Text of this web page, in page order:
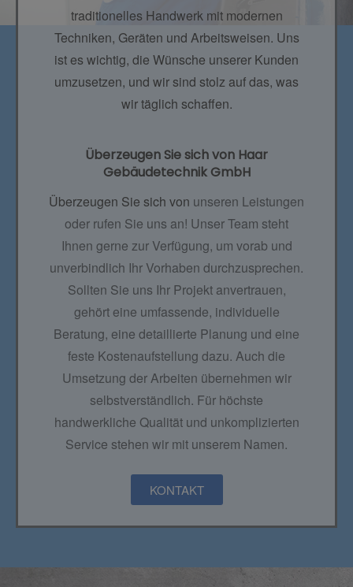
traditionelles Handwerk mit modernen
Techniken, Geräten und Arbeitsweisen. Uns
ist es wichtig, die Wünsche unserer Kunden
umzusetzen, und wir sind stolz auf das, was
wir täglich schaffen.
Überzeugen Sie sich von Haar
Gebäudetechnik GmbH
Überzeugen Sie sich von unseren Leistungen
oder rufen Sie uns an! Unser Team steht
Ihnen gerne zur Verfügung, um vorab und
unverbindlich Ihr Vorhaben durchzusprechen.
Sollten Sie uns Ihr Projekt anvertrauen,
gehört eine umfassende, individuelle
Beratung, eine detaillierte Planung und eine
feste Kostenaufstellung dazu. Auch die
Umsetzung der Arbeiten übernehmen wir
selbstverständlich. Für höchste
handwerkliche Qualität und unkomplizierten
Service stehen wir mit unserem Namen.
KONTAKT